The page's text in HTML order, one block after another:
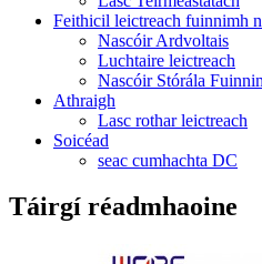
Feithicil leictreach fuinnimh
Nascóir Ardvoltais
Luchtaire leictreach
Nascóir Stórála
Athraigh
Lasc rothar leictreach
Soicéad
seac cumhachta DC
Táirgí réadmhaoine